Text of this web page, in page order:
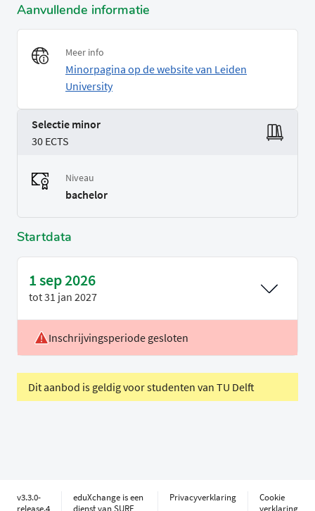
Aanvullende informatie
Meer info
Minorpagina op de website van Leiden
University
Selectie minor
30 ECTS
Niveau
bachelor
Startdata
1 sep 2026
tot31 jan 2027
Locatie
Breda & Den Haag
Inschrijvingsperiode gesloten
Dit aanbod is geldig voor studenten van TU Delft
v3.3.0-
release.4
eduXchange is een
dienst van SURF
Privacyverklaring
Cookie
verklaring